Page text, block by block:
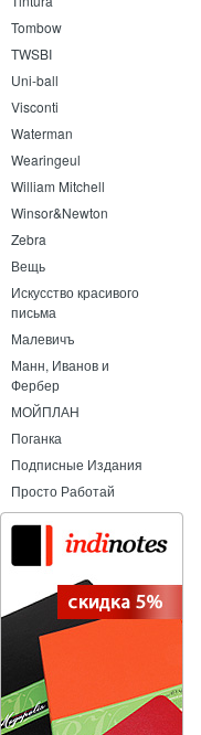
Tombow
TWSBI
Uni-ball
Visconti
Waterman
Wearingeul
William Mitchell
Winsor&Newton
Zebra
Вещь
Искусство красивого
письма
Малевичъ
Манн, Иванов и
Фербер
МОЙПЛАН
Поганка
Подписные Издания
Просто Работай